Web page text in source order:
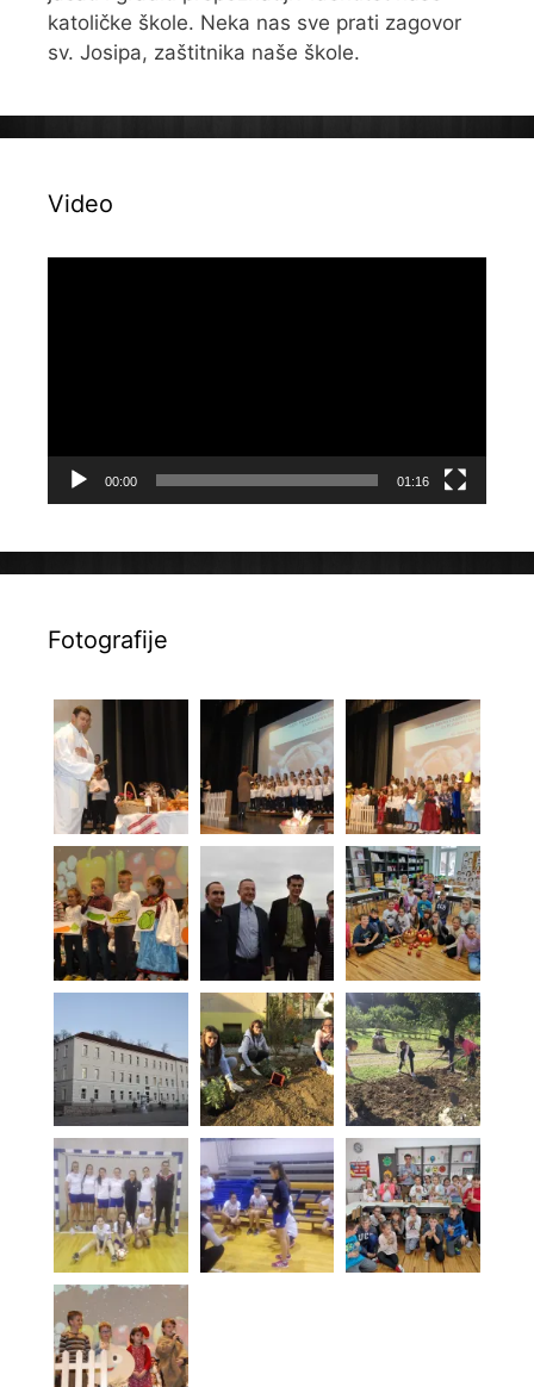
katoličke škole. Neka nas sve prati zagovor
sv. Josipa, zaštitnika naše škole.
Video
00:00 01:16
Fotografije